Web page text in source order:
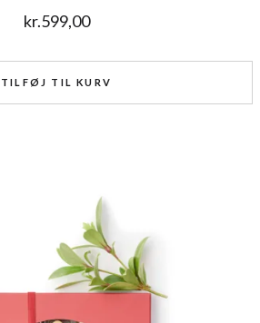
kr.599,00
TILFØJ TIL KURV